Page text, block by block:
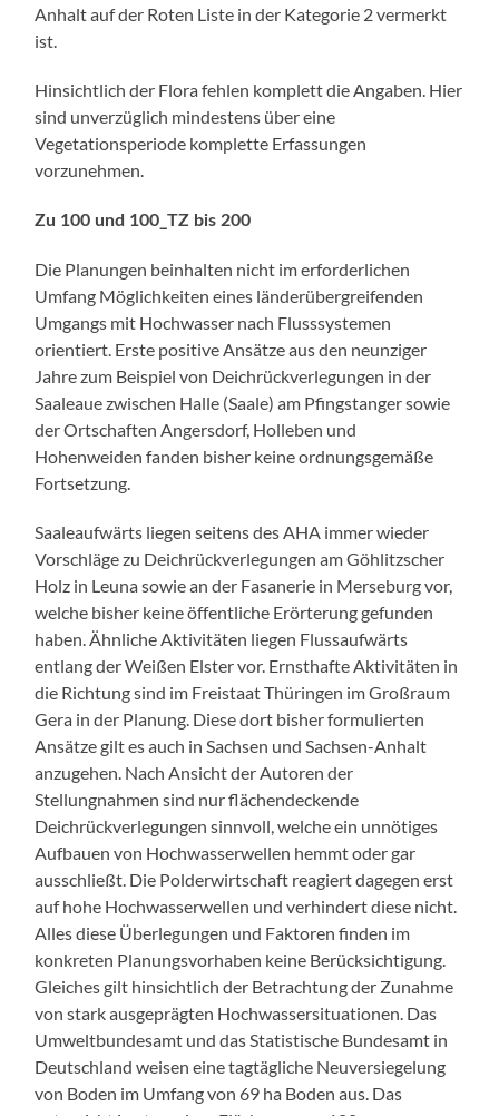
Anhalt auf der Roten Liste in der Kategorie 2 vermerkt
ist.
Hinsichtlich der Flora fehlen komplett die Angaben. Hier
sind unverzüglich mindestens über eine
Vegetationsperiode komplette Erfassungen
vorzunehmen.
Zu 100 und 100_TZ bis 200
Die Planungen beinhalten nicht im erforderlichen
Umfang Möglichkeiten eines länderübergreifenden
Umgangs mit Hochwasser nach Flusssystemen
orientiert. Erste positive Ansätze aus den neunziger
Jahre zum Beispiel von Deichrückverlegungen in der
Saaleaue zwischen Halle (Saale) am Pfingstanger sowie
der Ortschaften Angersdorf, Holleben und
Hohenweiden fanden bisher keine ordnungsgemäße
Fortsetzung.
Saaleaufwärts liegen seitens des AHA immer wieder
Vorschläge zu Deichrückverlegungen am Göhlitzscher
Holz in Leuna sowie an der Fasanerie in Merseburg vor,
welche bisher keine öffentliche Erörterung gefunden
haben. Ähnliche Aktivitäten liegen Flussaufwärts
entlang der Weißen Elster vor. Ernsthafte Aktivitäten in
die Richtung sind im Freistaat Thüringen im Großraum
Gera in der Planung. Diese dort bisher formulierten
Ansätze gilt es auch in Sachsen und Sachsen-Anhalt
anzugehen. Nach Ansicht der Autoren der
Stellungnahmen sind nur flächendeckende
Deichrückverlegungen sinnvoll, welche ein unnötiges
Aufbauen von Hochwasserwellen hemmt oder gar
ausschließt. Die Polderwirtschaft reagiert dagegen erst
auf hohe Hochwasserwellen und verhindert diese nicht.
Alles diese Überlegungen und Faktoren finden im
konkreten Planungsvorhaben keine Berücksichtigung.
Gleiches gilt hinsichtlich der Betrachtung der Zunahme
von stark ausgeprägten Hochwassersituationen. Das
Umweltbundesamt und das Statistische Bundesamt in
Deutschland weisen eine tagtägliche Neuversiegelung
von Boden im Umfang von 69 ha Boden aus. Das